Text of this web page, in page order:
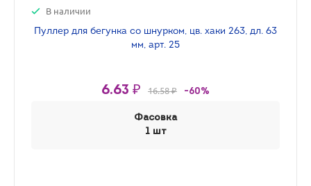
В наличии
Пуллер для бегунка со шнурком, цв. хаки 263, дл. 63
мм, арт. 25
6.63 ₽ 16.58 ₽ -60%
Фасовка
1 шт